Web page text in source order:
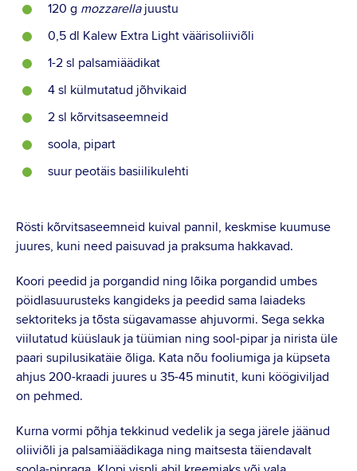
120 g mozzarellajuustu
0,5 dl Kalew Extra Light väärisoliiviõli
1-2 sl palsamiäädikat
4 sl külmutatud jõhvikaid
2 sl kõrvitsaseemneid
soola, pipart
suur peotäis basiilikulehti
Rösti kõrvitsaseemneid kuival pannil, keskmise kuumuse
juures, kuni need paisuvad ja praksuma hakkavad.
Koori peedid ja porgandid ning lõika porgandid umbes
pöidlasuurusteks kangideks ja peedid sama laiadeks
sektoriteks ja tõsta sügavamasse ahjuvormi. Sega sekka
viilutatud küüslauk ja tüümian ning sool-pipar ja nirista üle
paari supilusikatäie õliga. Kata nõu fooliumiga ja küpseta
ahjus 200-kraadi juures u 35-45 minutit, kuni köögiviljad
on pehmed.
Kurna vormi põhja tekkinud vedelik ja sega järele jäänud
oliiviõli ja palsamiäädikaga ning maitsesta täiendavalt